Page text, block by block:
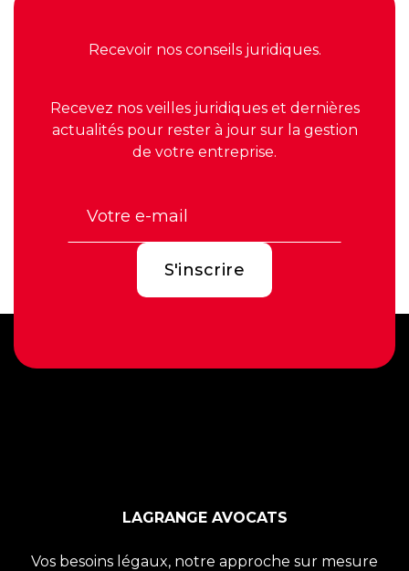
Recevoir nos conseils juridiques.
Recevez nos veilles juridiques et dernières
actualités pour rester à jour sur la gestion
de votre entreprise.
LAGRANGE AVOCATS
Vos besoins légaux, notre approche sur mesure